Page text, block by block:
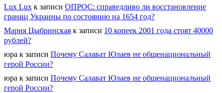
Lux Lux к записи ОПРОС: справедливо ли восстановление
границ Украины по состоянию на 1654 год?
Мария Цыбринская к записи 10 копеек 2001 года стоят 40000
рублей?
юра к записи Почему Салават Юлаев не общенациональный
герой России?
юра к записи Почему Салават Юлаев не общенациональный
герой России?